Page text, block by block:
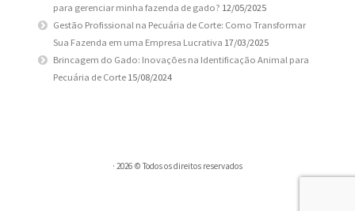
para gerenciar minha fazenda de gado? 12/05/2025
Gestão Profissional na Pecuária de Corte: Como Transformar
Sua Fazenda em uma Empresa Lucrativa 17/03/2025
Brincagem do Gado: Inovações na Identificação Animal para
Pecuária de Corte 15/08/2024
· 2026 © Todos os direitos reservados